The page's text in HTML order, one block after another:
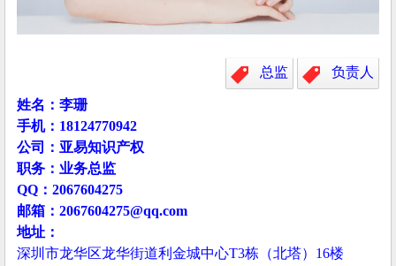
总监 负责人
姓名：李珊
手机：18124770942
公司：亚易知识产权
职务：业务总监
QQ：2067604275
邮箱：2067604275@qq.com
地址：
深圳市龙华区龙华街道利金城中心T3栋（北塔）16楼